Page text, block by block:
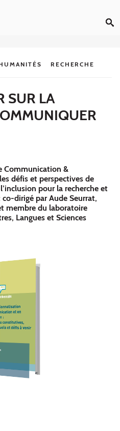
RECHERCHE
SUR LA
Communication &
défis et perspectives de
pour la recherche et
dirigé par Aude Seurrat,
membre du laboratoire
Langues et Sciences